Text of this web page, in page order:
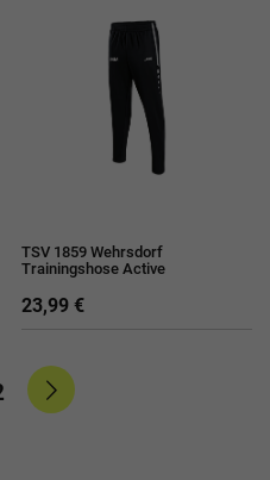
TSV 1859 Wehrsdorf
Trainingshose Active
23,99 €